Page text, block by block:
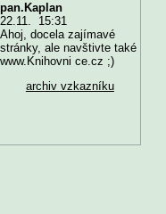
pan.Kaplan
22.11. 15:31
Ahoj, docela zajímavé
stránky, ale navštivte také
www.Knihovni ce.cz ;)
archiv vzkazníku